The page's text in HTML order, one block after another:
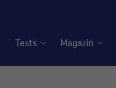
Tests Magazin